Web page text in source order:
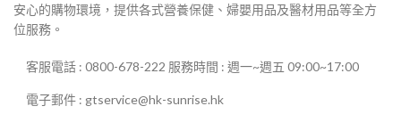
安心的購物環境，提供各式營養保健、婦嬰用品及醫材用品等全方
位服務。
客服電話 : 0800-678-222 服務時間 : 週一~週五 09:00~17:00
電子郵件 : gtservice@hk-sunrise.hk